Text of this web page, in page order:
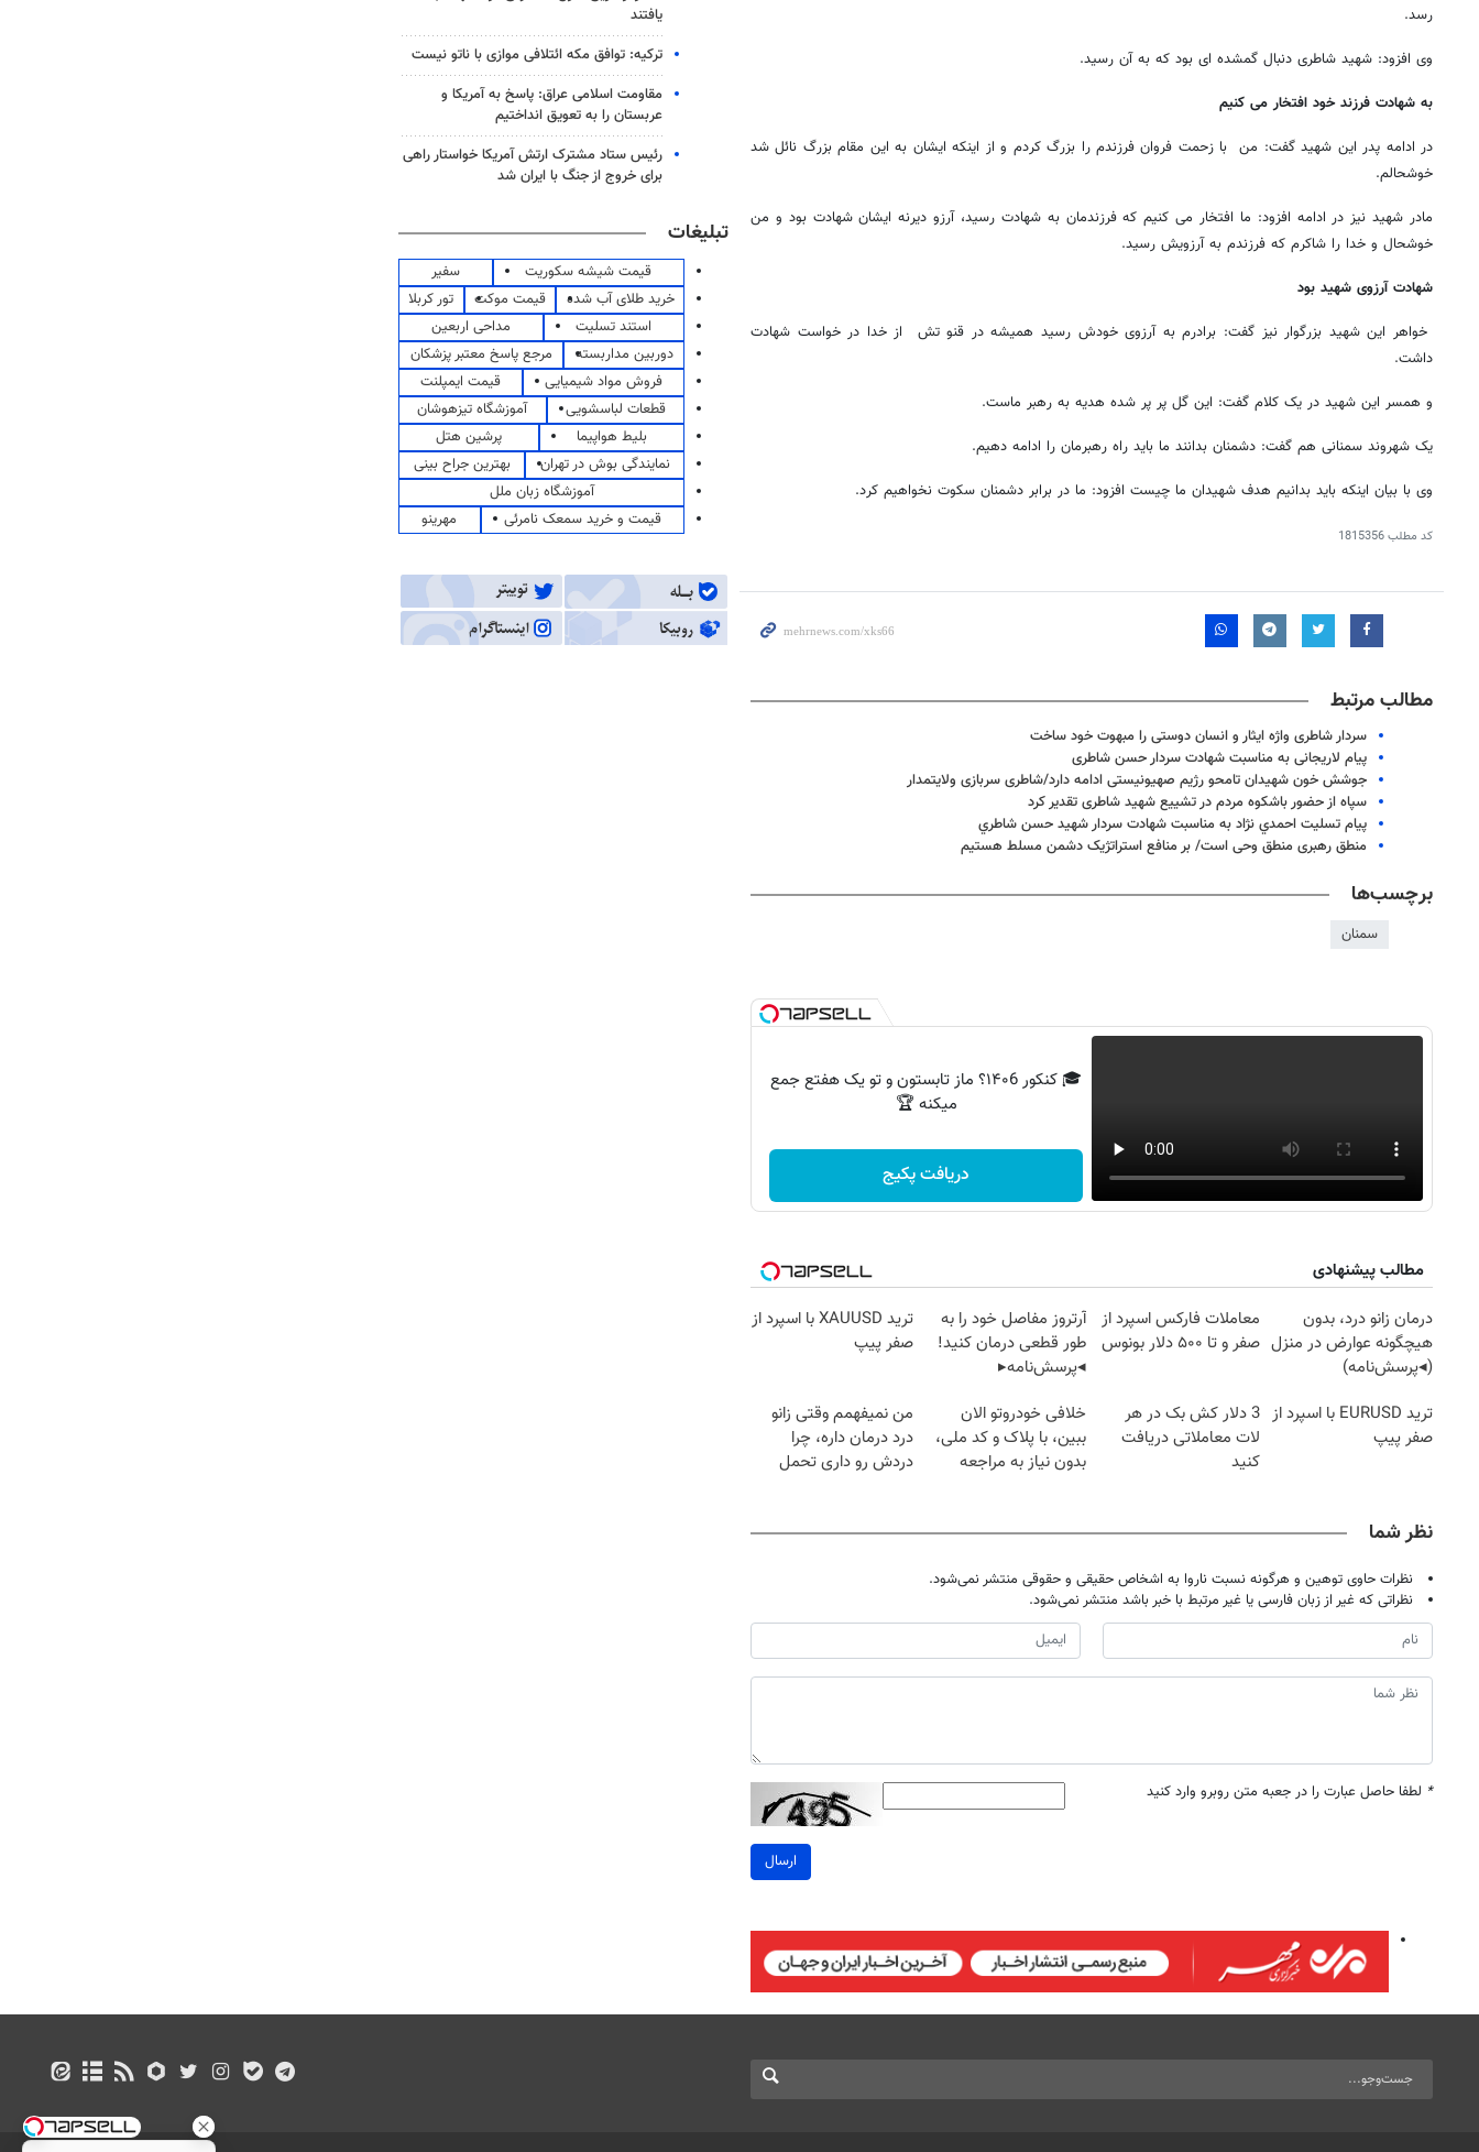
رسد.
وی افزود: شهید شاطری دنبال گمشده ای بود که به آن رسید.
به شهادت فرزند خود افتخار می کنیم
در ادامه پدر این شهید گفت: من با زحمت فروان فرزندم را بزرگ کردم و از اینکه ایشان به این مقام بزرگ نائل شد
خوشحالم.
مادر شهید نیز در ادامه افزود: ما افتخار می کنیم که فرزندمان به شهادت رسید، آرزو دیرنه ایشان شهادت بود و من
خوشحال و خدا را شاکرم که فرزندم به آرزویش رسید.
شهادت آرزوی شهید بود
خواهر این شهید بزرگوار نیز گفت: برادرم به آرزوی خودش رسید همیشه در قنو تش از خدا در خواست شهادت
داشت.
و همسر این شهید در یک کلام گفت: این گل پر پر شده هدیه به رهبر ماست.
یک شهروند سمنانی هم گفت: دشمنان بدانند ما باید راه رهبرمان را ادامه دهیم.
وی با بیان اینکه باید بدانیم هدف شهیدان ما چیست افزود: ما در برابر دشمنان سکوت نخواهیم کرد.
کد مطلب1815356
مطالب مرتبط
سردار شاطری واژه ایثار و انسان دوستی را مبهوت خود ساخت
پیام لاریجانی به مناسبت شهادت سردار حسن شاطری
جوشش خون شهیدان تامحو رژیم صهیونیستی ادامه دارد/شاطری سربازی ولایتمدار
سپاه از حضور باشکوه مردم در تشییع شهید شاطری تقدیر کرد
پيام تسليت احمدي نژاد به مناسبت شهادت سردار شهيد حسن شاطري
منطق رهبری منطق وحی است/ بر منافع استراتژیک دشمن مسلط هستیم
برچسب‌ها
سمنان
🎓 کنکور ۱۴۰6؟ ماز تابستون و تو یک هفتع جمع
میکنه 🏆
دریافت پکیج
مطالب پیشنهادی
درمان زانو درد، بدون
هیچگونه عوارض در منزل
(◂پرسش‌نامه)
معاملات فارکس اسپرد از
صفر و تا ۵۰۰ دلار بونوس
آرتروز مفاصل خود را به
طور قطعی درمان کنید!
◂پرسش‌نامه▸
ترید XAUUSD با اسپرد از
صفر پیپ
ترید EURUSD با اسپرد از
صفر پیپ
3 دلار کش بک در هر
لات معاملاتی دریافت
کنید
خلافی خودروتو الان
ببین، با پلاک و کد ملی،
بدون نیاز به مراجعه
من نمیفهمم وقتی زانو
درد درمان داره، چرا
دردش رو داری تحمل
نظر شما
نظرات حاوی توهین و هرگونه نسبت ناروا به اشخاص حقیقی و حقوقی منتشر نمی‌شود.
نظراتی که غیر از زبان فارسی یا غیر مرتبط با خبر باشد منتشر نمی‌شود.
* لطفا حاصل عبارت را در جعبه متن روبرو وارد کنید
ارسال
یافتند
ترکیه: توافق مکه ائتلافی موازی با ناتو نیست
مقاومت اسلامی عراق: پاسخ به آمریکا و
عربستان را به تعویق انداختیم
رئیس ستاد مشترک ارتش آمریکا خواستار راهی
برای خروج از جنگ با ایران شد
تبلیغات
قیمت شیشه سکوریت
سفیر
خرید طلای آب شده
قیمت موکت
تور کربلا
استند تسلیت
مداحی اربعین
دوربین مداربسته
مرجع پاسخ معتبر پزشکان
فروش مواد شیمیایی
قیمت ایمپلنت
قطعات لباسشویی
آموزشگاه تیزهوشان
بلیط هواپیما
پرشین هتل
نمایندگی بوش در تهران
بهترین جراح بینی
آموزشگاه زبان ملل
قیمت و خرید سمعک نامرئی
مهرینو